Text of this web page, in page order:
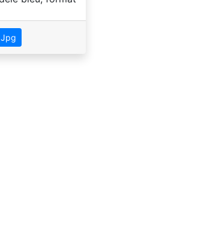
Jpg